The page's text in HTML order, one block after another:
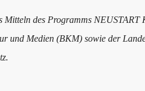
Mitteln des Programms
und Medien (BKM) sowie der